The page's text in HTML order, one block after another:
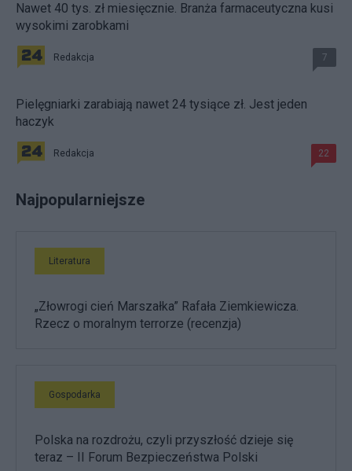
Nawet 40 tys. zł miesięcznie. Branża farmaceutyczna kusi
wysokimi zarobkami
Redakcja 7
Pielęgniarki zarabiają nawet 24 tysiące zł. Jest jeden
haczyk
Redakcja 22
Najpopularniejsze
Literatura
„Złowrogi cień Marszałka” Rafała Ziemkiewicza.
Rzecz o moralnym terrorze (recenzja)
Gospodarka
Polska na rozdrożu, czyli przyszłość dzieje się
teraz – II Forum Bezpieczeństwa Polski